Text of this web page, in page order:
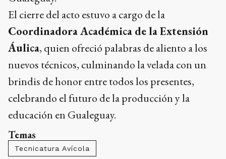
El cierre del acto estuvo a cargo de la
Coordinadora Académica de la Extensión
Áulica, quien ofreció palabras de aliento a los
nuevos técnicos, culminando la velada con un
brindis de honor entre todos los presentes,
celebrando el futuro de la producción y la
educación en Gualeguay.
Temas
Tecnicatura Avícola